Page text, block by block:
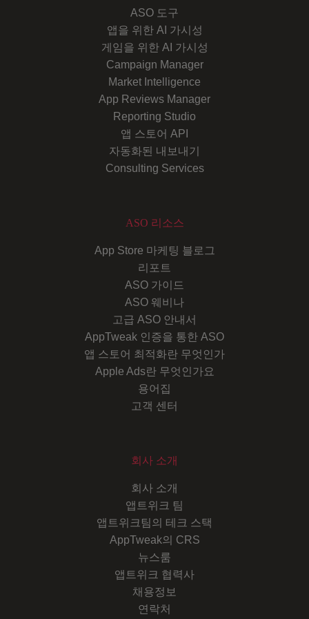
ASO 도구
앱을 위한 AI 가시성
게임을 위한 AI 가시성
Campaign Manager
Market Intelligence
App Reviews Manager
Reporting Studio
앱 스토어 API
자동화된 내보내기
Consulting Services
ASO 리소스
App Store 마케팅 블로그
리포트
ASO 가이드
ASO 웨비나
고급 ASO 안내서
AppTweak 인증을 통한 ASO
앱 스토어 최적화란 무엇인가
Apple Ads란 무엇인가요
용어집
고객 센터
회사 소개
회사 소개
앱트위크 팀
앱트위크팀의 테크 스택
AppTweak의 CRS
뉴스룸
앱트위크 협력사
채용정보
연락처